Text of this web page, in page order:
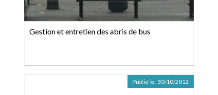
Gestion et entretien des abris de bus
Publié le :30/10/2012